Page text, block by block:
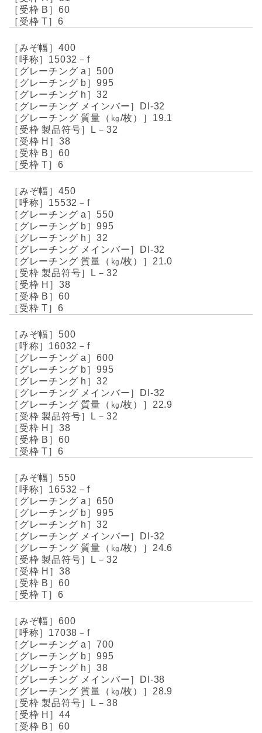
60
6
400
15032－f
500
995
32
DI-32
19.1
L－32
38
60
6
450
15532－f
550
995
32
DI-32
21.0
L－32
38
60
6
500
16032－f
600
995
32
DI-32
22.9
L－32
38
60
6
550
16532－f
650
995
32
DI-32
24.6
L－32
38
60
6
600
17038－f
700
995
38
DI-38
28.9
L－38
44
60